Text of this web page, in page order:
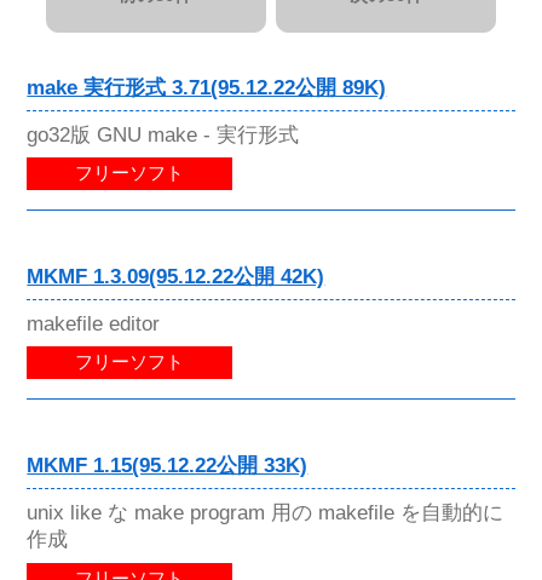
make 実行形式 3.71(95.12.22公開 89K)
go32版 GNU make - 実行形式
フリーソフト
MKMF 1.3.09(95.12.22公開 42K)
makefile editor
フリーソフト
MKMF 1.15(95.12.22公開 33K)
unix like な make program 用の makefile を自動的に
作成